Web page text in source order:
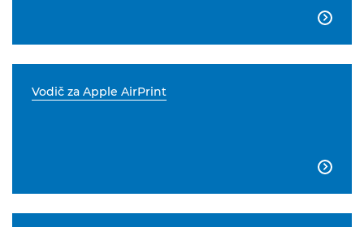

Vodič za Apple AirPrint
